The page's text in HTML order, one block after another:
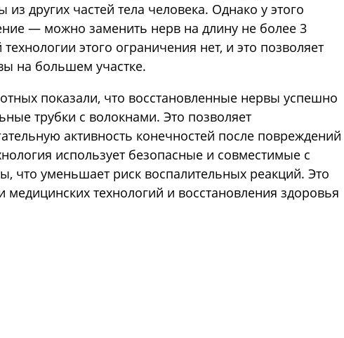
других частей тела человека. Однако у этого
— можно заменить нерв на длину не более 3
этого ограничения нет, и это позволяет
на большем участке.
показали, что восстановленные нервы успешно
трубки с волокнами. Это позволяет
активность конечностей после повреждений
использует безопасные и совместимые с
что уменьшает риск воспалительных реакций. Это
технологий и восстановления здоровья